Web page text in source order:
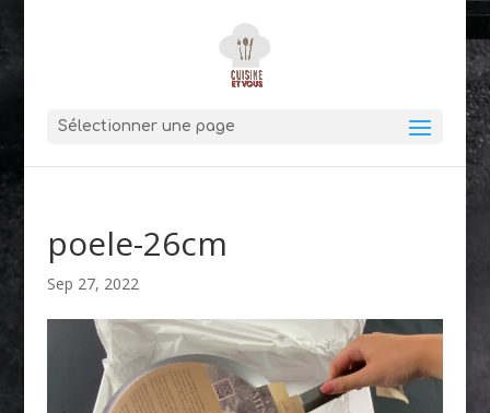
Sélectionner une page
poele-26cm
Sep 27, 2022